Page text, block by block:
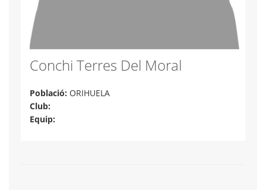
Conchi Terres Del Moral
Població: ORIHUELA
Club:
Equip: